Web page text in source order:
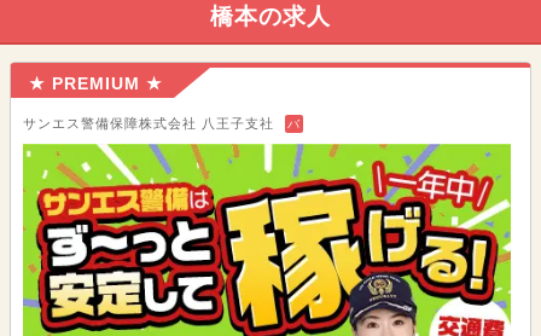
橋本の求人
★ PREMIUM ★
サンエス警備保障株式会社 八王子支社 バ